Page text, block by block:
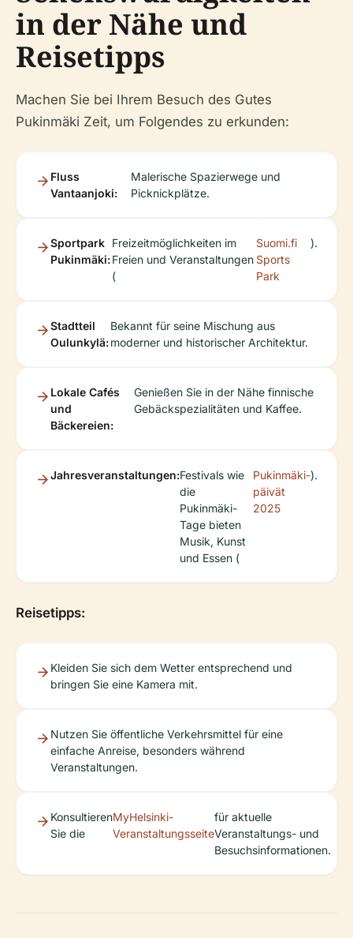
in der Nähe und
Reisetipps
Machen Sie bei Ihrem Besuch des Gutes
Pukinmäki Zeit, um Folgendes zu erkunden:
Fluss
Vantaanjoki:
Malerische Spazierwege und
Picknickplätze.
Sportpark
Pukinmäki:
Freizeitmöglichkeiten im
Freien und Veranstaltungen
(
Suomi.fi
Sports
Park
).
Stadtteil
Oulunkylä:
Bekannt für seine Mischung aus
moderner und historischer Architektur.
Lokale Cafés
und
Bäckereien:
Genießen Sie in der Nähe finnische
Gebäckspezialitäten und Kaffee.
Jahresveranstaltungen:Festivals wie
die
Pukinmäki-
Tage bieten
Musik, Kunst
und Essen (
Pukinmäki-
päivät
2025
).
Reisetipps:
Kleiden Sie sich dem Wetter entsprechend und
bringen Sie eine Kamera mit.
Nutzen Sie öffentliche Verkehrsmittel für eine
einfache Anreise, besonders während
Veranstaltungen.
Konsultieren
Sie die
MyHelsinki-
Veranstaltungsseite
für aktuelle
Veranstaltungs- und
Besuchsinformationen.